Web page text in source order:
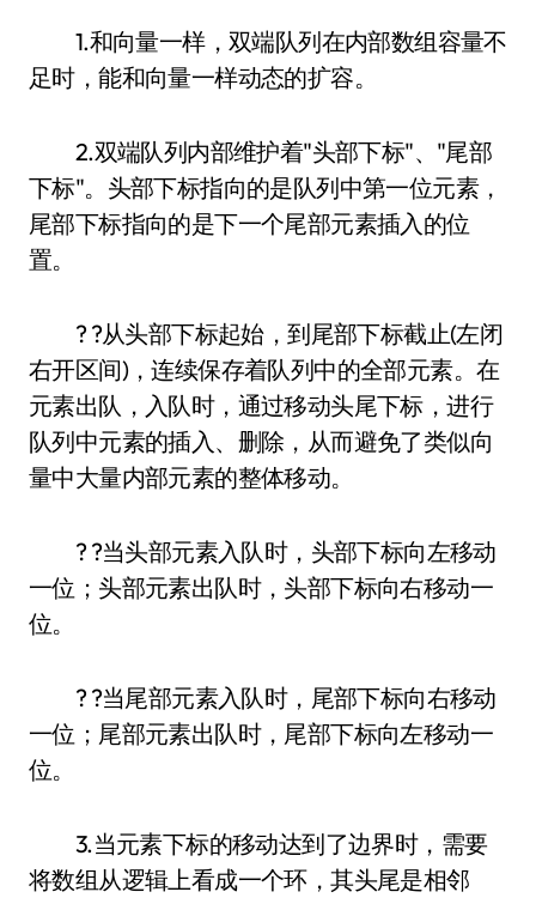
1.和向量一样，双端队列在内部数组容量不
足时，能和向量一样动态的扩容。
2.双端队列内部维护着"头部下标"、"尾部
下标"。头部下标指向的是队列中第一位元素，
尾部下标指向的是下一个尾部元素插入的位
置。
? ?从头部下标起始，到尾部下标截止(左闭
右开区间)，连续保存着队列中的全部元素。在
元素出队，入队时，通过移动头尾下标，进行
队列中元素的插入、删除，从而避免了类似向
量中大量内部元素的整体移动。
? ?当头部元素入队时，头部下标向左移动
一位；头部元素出队时，头部下标向右移动一
位。
? ?当尾部元素入队时，尾部下标向右移动
一位；尾部元素出队时，尾部下标向左移动一
位。
3.当元素下标的移动达到了边界时，需要
将数组从逻辑上看成一个环，其头尾是相邻